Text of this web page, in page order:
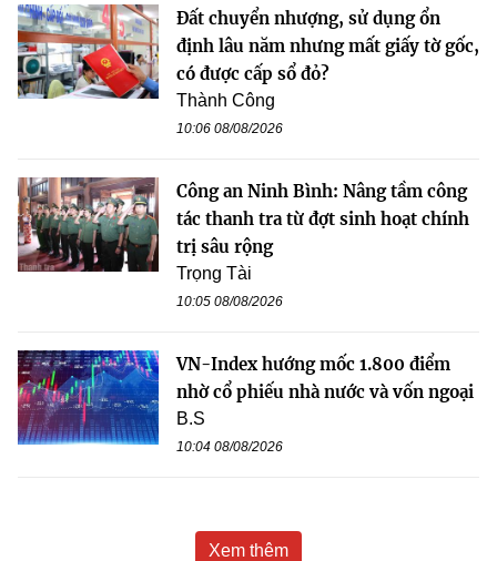
Đất chuyển nhượng, sử dụng ổn
định lâu năm nhưng mất giấy tờ gốc,
có được cấp sổ đỏ?
Thành Công
10:06 08/08/2026
Công an Ninh Bình: Nâng tầm công
tác thanh tra từ đợt sinh hoạt chính
trị sâu rộng
Trọng Tài
10:05 08/08/2026
VN-Index hướng mốc 1.800 điểm
nhờ cổ phiếu nhà nước và vốn ngoại
B.S
10:04 08/08/2026
Xem thêm